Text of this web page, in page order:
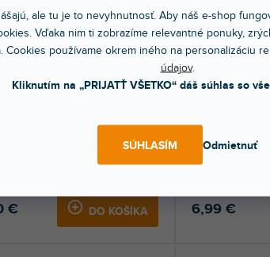
ale tu je to nevyhnutnosť. Aby náš e-shop
Vďaka nim ti zobrazíme relevantné ponuky,
Cookies používame okrem iného na personalizáciu
údajov.
Kliknutím na „PRIJATŤ VŠETKO“ dáš súhlas so
Odmietnuť
SÚHLASÍM
AKCIA
€ DO KOŠÍKA
kapodaster značky Mozos.
Skladom na
6,99 €
Plochý